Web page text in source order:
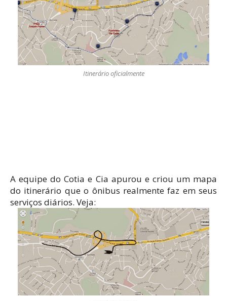
Itinerário oficialmente
A equipe do Cotia e Cia apurou e criou um mapa
do itinerário que o ônibus realmente faz em seus
serviços diários. Veja: